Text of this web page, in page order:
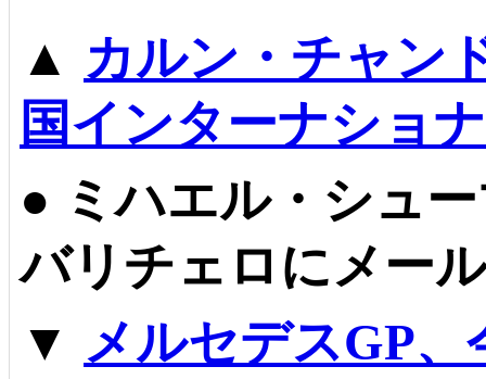
▲ カルン・チャン
国インターナショ
● ミハエル・シュ
バリチェロにメー
▼ メルセデスGP